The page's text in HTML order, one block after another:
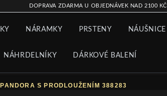
DOPRAVA ZDARMA U OBJEDNÁVEK NAD 2100 KČ
NÁRAMKY PRSTENY NÁUŠNICE
NÁHRDELNÍKY DÁRKOVÉ BALENÍ
S PRODLOUŽENÍM 388283